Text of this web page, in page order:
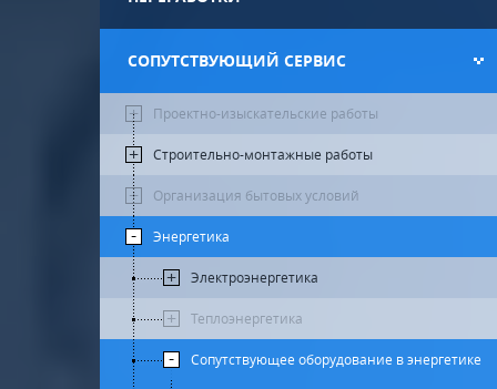
СОПУТСТВУЮЩИЙ СЕРВИС
Проектно-изыскательские работы
Строительно-монтажные работы
Организация бытовых условий
Энергетика
Электроэнергетика
Теплоэнергетика
Сопутствующее оборудование в энергетике